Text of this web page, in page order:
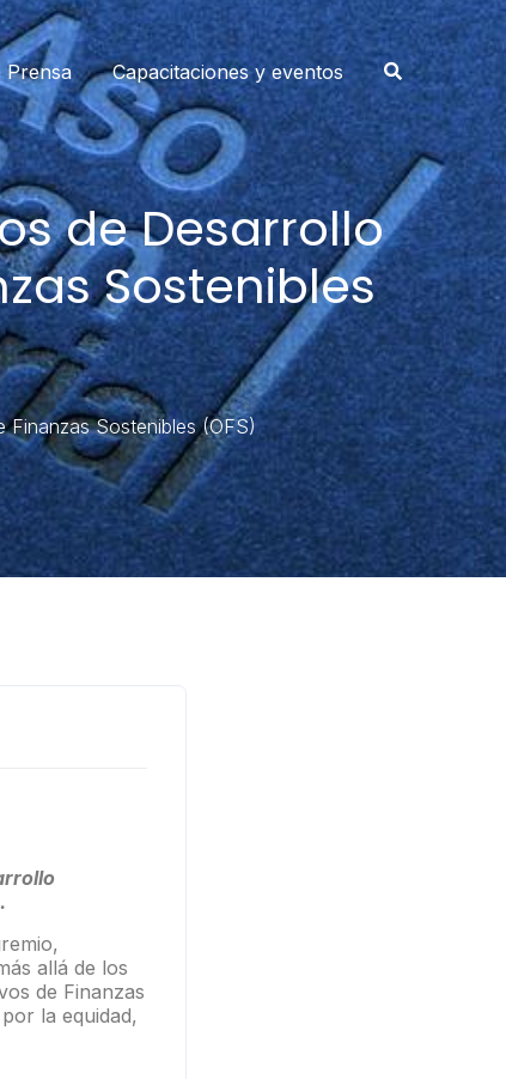
Prensa Capacitaciones y eventos
de Desarrollo
Sostenibles
Finanzas Sostenibles (OFS)
allá de los
de Finanzas
la equidad,